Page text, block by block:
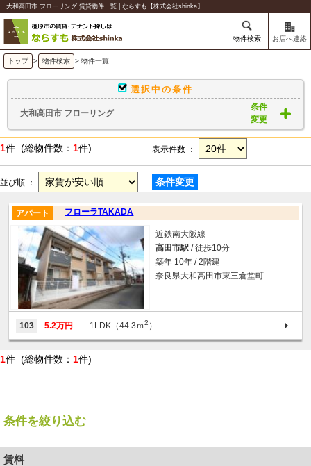
大和高田市 フローリング 賃貸物件一覧 | ならすも【株式会社shinka】
物件検索 お店へ連絡
トップ > 物件検索 > 物件一覧
選択中の条件
大和高田市 フローリング
条件
変更
1件 (総物件数： 1件) 表示件数 ：
並び順 ： 条件変更
フローラTAKADA
アパート
近鉄南大阪線
高田市駅 / 徒歩10分
築年 10年 / 2階建
奈良県大和高田市東三倉堂町
103 5.2万円 1LDK（44.3ｍ2 ）
1件 (総物件数： 1件)
条件を絞り込む
賃料